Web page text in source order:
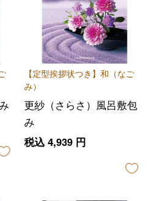
【定型挨拶状つき】和（なご
み）
更紗（さらさ）風呂敷包
み
税込 4,939円